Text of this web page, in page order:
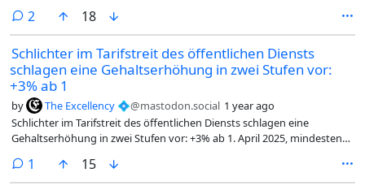
berücksichtigen, um echte Chancengleichheit zu schaffen.
2 comments
18
Schlichter im Tarifstreit des öffentlichen Diensts
schlagen eine Gehaltserhöhung in zwei Stufen vor:
+3% ab 1
by The Excellency 💠@mastodon.social 1 year ago
Schlichter im Tarifstreit des öffentlichen Diensts schlagen eine
Gehaltserhöhung in zwei Stufen vor: +3% ab 1. April 2025, mindestens
Beschäftigte. #Tarifstreit #ÖffentlicherDienst #Gehaltserhöhung
#politik #news #nachrichten #deutschland #aktuell #verdi @dach
1 comment
15